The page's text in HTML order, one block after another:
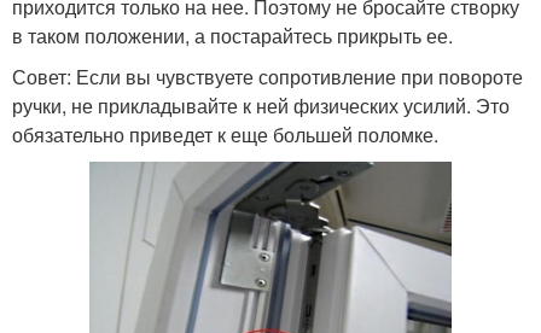
приходится только на нее. Поэтому не бросайте створку
в таком положении, а постарайтесь прикрыть ее.
Совет: Если вы чувствуете сопротивление при повороте
ручки, не прикладывайте к ней физических усилий. Это
обязательно приведет к еще большей поломке.